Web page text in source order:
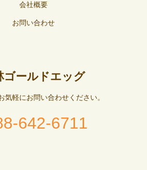
会社概要
お問い合わせ
ゴールドエッグ
気軽にお問い合わせください。
642-6711